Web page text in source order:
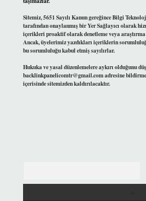
Sitemiz, 5651 Sayılı Kanun gereğince Bilgi
tarafından onaylanmış bir Yer Sağlayıcı olarak
içerikleri proaktif olarak denetleme veya
Ancak, üyelerimiz yazdıkları içeriklerin
bu sorumluluğu kabul etmiş sayılırlar.
Hukuka ve yasal düzenlemelere aykırı olduğunu
backlinkpanelicomtr@gmail.comadresine
içerisinde sitemizden kaldırılacaktır.